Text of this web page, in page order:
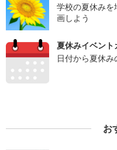
学校の夏休み
画しよう
夏休みイベント
日付から夏休
お